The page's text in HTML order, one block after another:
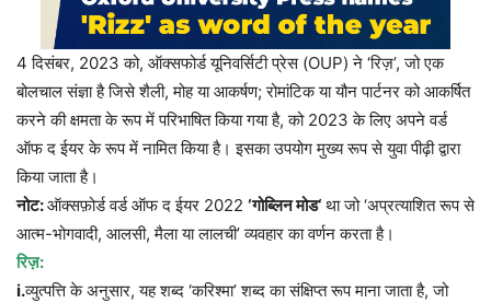
4 दिसंबर, 2023 को, ऑक्सफोर्ड यूनिवर्सिटी प्रेस (OUP) ने ‘रिज़’, जो एक
बोलचाल संज्ञा है जिसे शैली, मोह या आकर्षण; रोमांटिक या यौन पार्टनर को आकर्षित
करने की क्षमता के रूप में परिभाषित किया गया है, को 2023 के लिए अपने वर्ड
ऑफ द ईयर के रूप में नामित किया है। इसका उपयोग मुख्य रूप से युवा पीढ़ी द्वारा
किया जाता है।
नोट:ऑक्सफ़ोर्ड वर्ड ऑफ द ईयर 2022 ‘गोब्लिन मोड‘ था जो ‘अप्रत्याशित रूप से
आत्म-भोगवादी, आलसी, मैला या लालची’ व्यवहार का वर्णन करता है।
रिज़:
i.व्युत्पत्ति के अनुसार, यह शब्द ‘करिश्मा’ शब्द का संक्षिप्त रूप माना जाता है, जो